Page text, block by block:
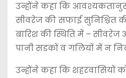
उन्होंने कहा कि
सीवरेज की सफाई सुनिश्चित
बारिश की स्थिति में –
पानी सडकों व गलियों में न
उन्होंने कहा कि शहरवासियों